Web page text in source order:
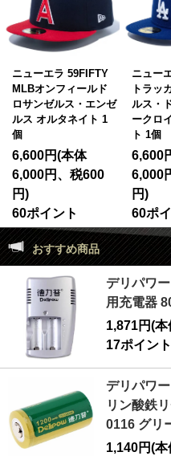
ラ 59FIFTY
ンフィールド
ルス・エンゼ
ルタネイト 1
(本体
、税600
ント
ニューエラ
トラッカー ロサ
ルス・ドジャー
ークロイヤル ホ
6,600円(本体
6,000円、税
60ポイント
おすすめ商品
デリパワ
用充電器
1,871円(
17ポイント
デリパワ
リン酸鉄
0116 グリ
1,140円(